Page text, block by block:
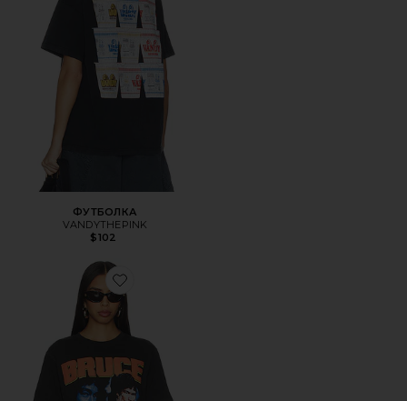
ФУТБОЛКА
VANDYTHEPINK
$102
Favorite ФУТБОЛКА